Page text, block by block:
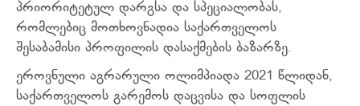
პრიორიტეტულ დარგსა და სპეციალობას,
რომლებიც მოთხოვნადია საქართველოს
შესაბამისი პროფილის დასაქმების ბაზარზე.
ეროვნული აგრარული ოლიმპიადა 2021 წლიდან,
საქართველოს გარემოს დაცვისა და სოფლის